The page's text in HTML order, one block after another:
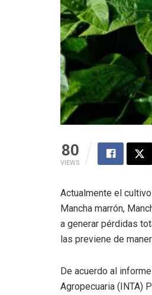
80
VIEWS
Actualmente el
Mancha marrón,
a generar pérdidas
las previene de
De acuerdo al
Agropecuaria (INTA)